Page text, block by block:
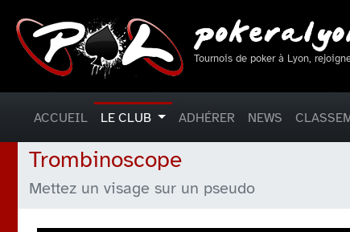
Tournois de poker à Lyon,
ACCUEIL LE CLUB ADHÉRER NEWS
Trombinoscope
Mettez un visage sur un pseudo